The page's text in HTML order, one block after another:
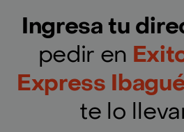
Ingresa tu
pedir en
Express
te lo